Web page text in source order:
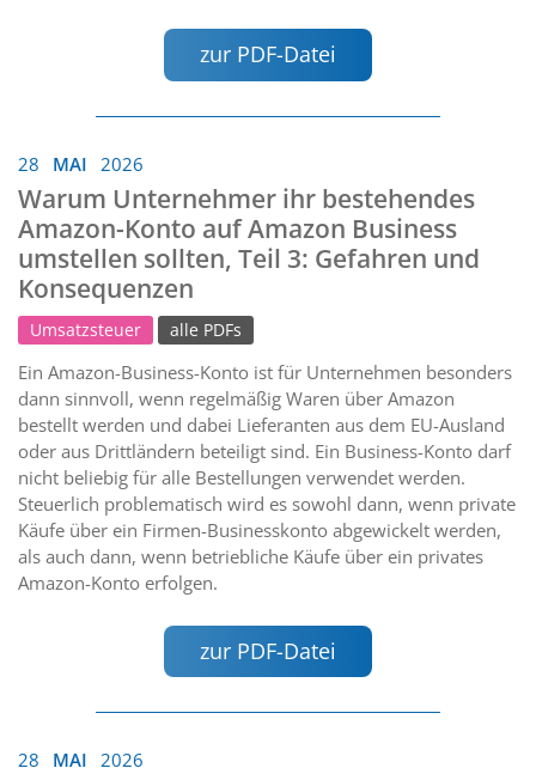
zur PDF-Datei
28 MAI 2026
Warum Unternehmer ihr bestehendes
Amazon-Konto auf Amazon Business
umstellen sollten, Teil 3: Gefahren und
Konsequenzen
Umsatzsteuer alle PDFs
Ein Amazon-Business-Konto ist für Unternehmen besonders
dann sinnvoll, wenn regelmäßig Waren über Amazon
bestellt werden und dabei Lieferanten aus dem EU-Ausland
oder aus Drittländern beteiligt sind. Ein Business-Konto darf
nicht beliebig für alle Bestellungen verwendet werden.
Steuerlich problematisch wird es sowohl dann, wenn private
Käufe über ein Firmen-Businesskonto abgewickelt werden,
als auch dann, wenn betriebliche Käufe über ein privates
Amazon-Konto erfolgen.
zur PDF-Datei
28 MAI 2026